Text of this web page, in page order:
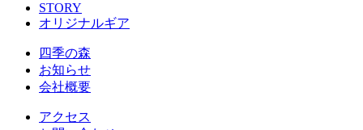
STORY
オリジナルギア
四季の森
お知らせ
会社概要
アクセス